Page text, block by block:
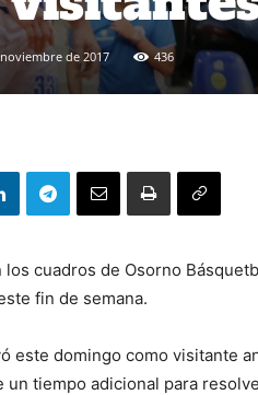
de 2017 436
cuadros de Osorno
fin de semana.
este domingo como visitante
tiempo adicional para